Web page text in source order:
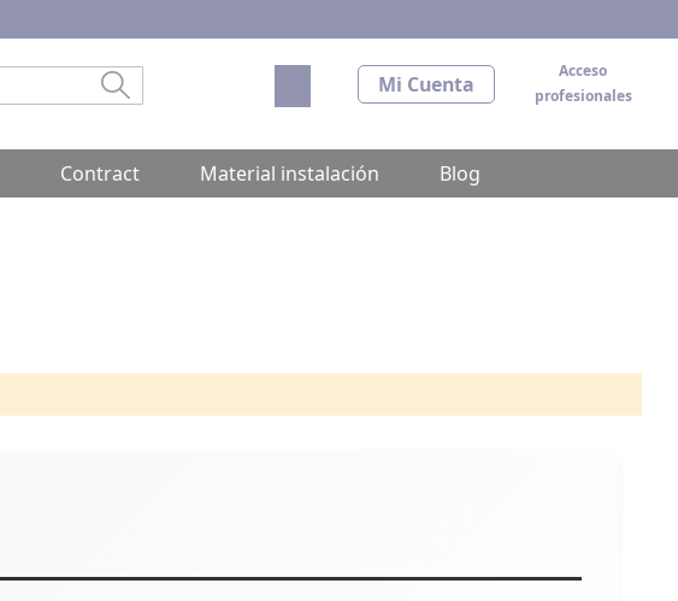
Acceso
profesionales
Mi Cuenta
Mi carrito
Contract Material instalación Blog